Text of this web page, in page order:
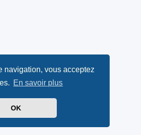
navigation, vous acceptez
En savoir plus
OK